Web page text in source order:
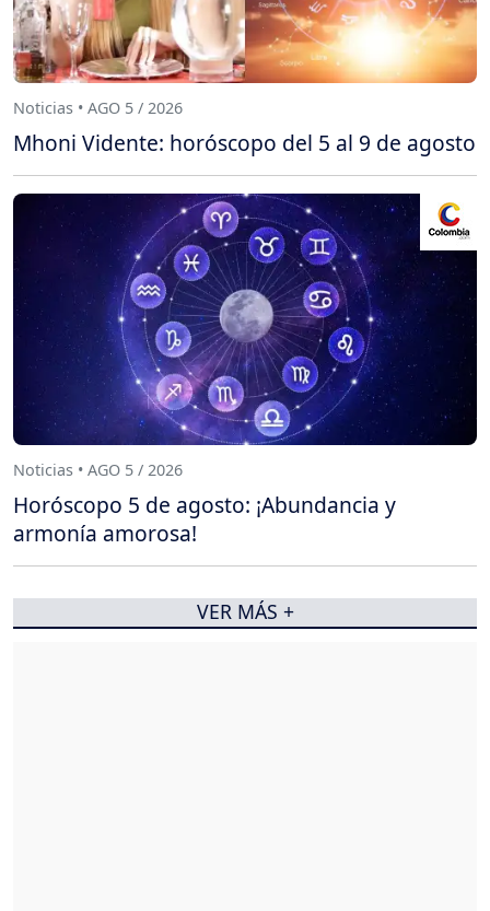
Noticias • AGO 5 / 2026
Mhoni Vidente: horóscopo del 5 al 9 de agosto
Noticias • AGO 5 / 2026
Horóscopo 5 de agosto: ¡Abundancia y
armonía amorosa!
VER MÁS +